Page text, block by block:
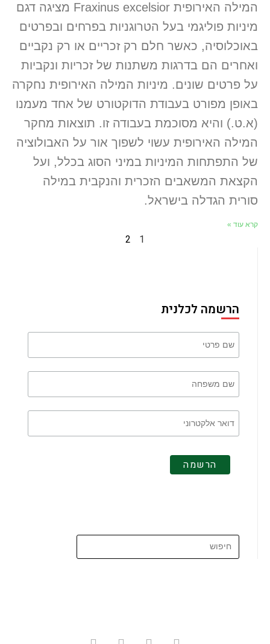
המילה האירופית Fraxinus excelsior מציגה דגם
מיניות פוליגמי בעל הטרוגניות בפרחים ובפרטים
באוכלוסיה, כאשר חלם רק זכריים או רק נקביים
ואחרים הם בדרגות משתנות של זכריות ונקביות
על פרטים שונים. מיניות המילה האירופית נחקרה
באופן מפורט בעבודת הדוקטורט של אחד מעמנו
(א.ט.) והיא מסוכמת בעבודה זו. תוצאות מחקר
המילה האירופית עשוי לשפוך אור על האבולוציה
של התפתחות המיניות במיני הסוג בכלל, ועל
הקצאת המשאבים הזכרית והנקבית במילה
סורית הגדלה בישראל.
קרא עוד »
1
2
הרשמה לכלנית